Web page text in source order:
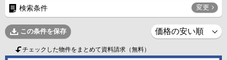
検索条件 変更
この条件を保存
チェックした物件をまとめて資料請求（無料）